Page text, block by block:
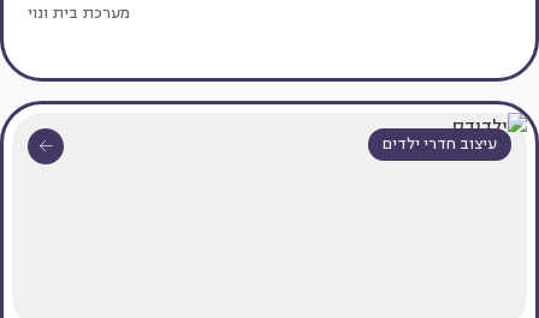
מערכת בית ונוי
עיצוב חדרי ילדים